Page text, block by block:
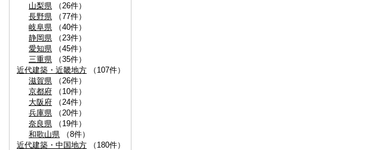
山梨県 （26件）
長野県 （77件）
岐阜県 （40件）
静岡県 （23件）
愛知県 （45件）
三重県 （35件）
近代建築・近畿地方 （107件）
滋賀県 （26件）
京都府 （10件）
大阪府 （24件）
兵庫県 （20件）
奈良県 （19件）
和歌山県 （8件）
近代建築・中国地方 （180件）